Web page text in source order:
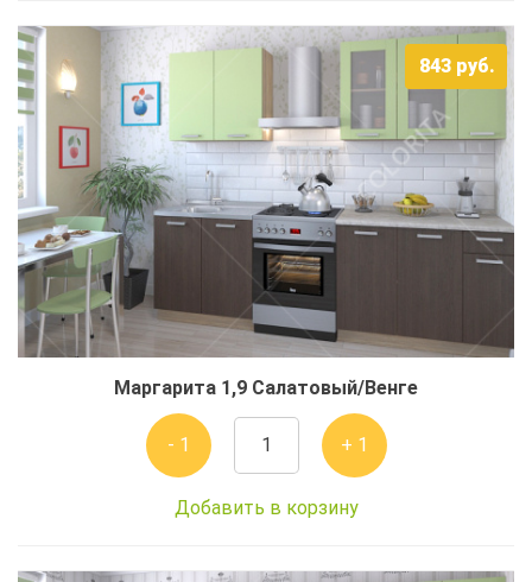
843 руб.
Маргарита 1,9 Салатовый/Венге
- 1 + 1
Добавить в корзину